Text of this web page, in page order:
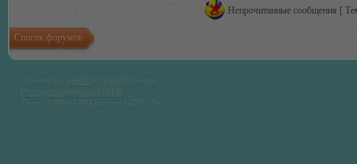
Непрочитанные сообщения [
Список форумов
Time : 0.096s | 19 Queries | GZIP : On